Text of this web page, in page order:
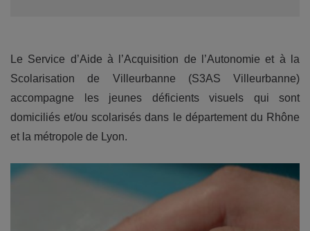
Le Service d’Aide à l’Acquisition de l’Autonomie et à la
Scolarisation de Villeurbanne (S3AS Villeurbanne)
accompagne les jeunes déficients visuels qui sont
domiciliés et/ou scolarisés dans le département du Rhône
et la métropole de Lyon.